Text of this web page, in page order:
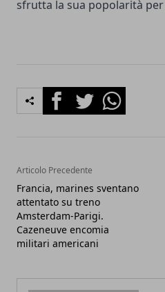
sfrutta la sua popolarità
FacebookTwitterWhatsapp
Articolo Precedente
Francia, marines sventano
attentato su treno
Amsterdam-Parigi.
Cazeneuve encomia
militari americani